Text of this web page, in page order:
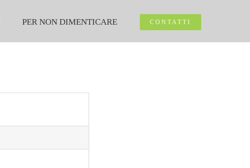
PER NON DIMENTICARE CONTATTI